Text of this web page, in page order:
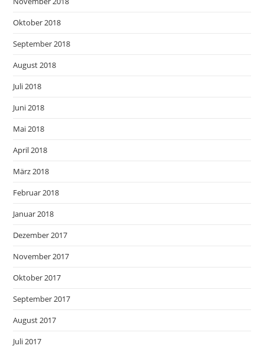
Oktober 2018
September 2018
August 2018
Juli 2018
Juni 2018
Mai 2018
April 2018
März 2018
Februar 2018
Januar 2018
Dezember 2017
November 2017
Oktober 2017
September 2017
August 2017
Juli 2017